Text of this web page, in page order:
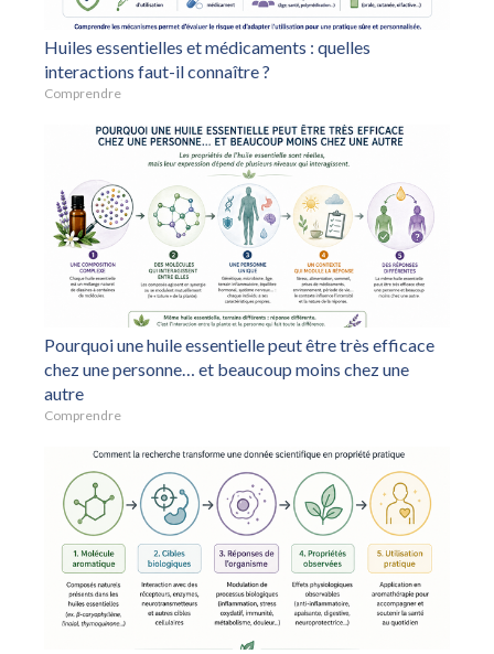
Huiles essentielles et médicaments : quelles
interactions faut-il connaître ?
Comprendre
Pourquoi une huile essentielle peut être très efficace
chez une personne… et beaucoup moins chez une
autre
Comprendre